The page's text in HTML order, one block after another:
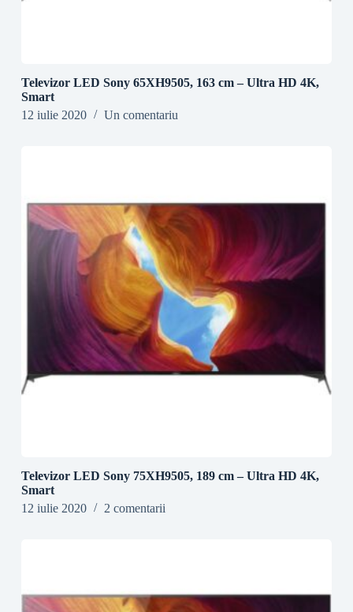
Televizor LED Sony 65XH9505, 163 cm – Ultra HD 4K,
Smart
12 iulie 2020
Un comentariu
Televizor LED Sony 75XH9505, 189 cm – Ultra HD 4K,
Smart
12 iulie 2020
2 comentarii